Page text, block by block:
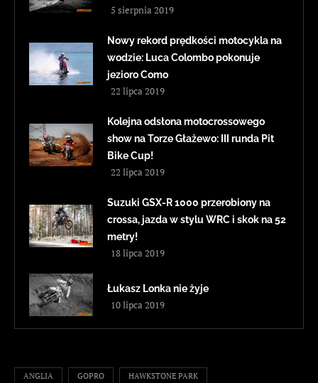
5 sierpnia 2019
Nowy rekord prędkości motocykla na
wodzie: Luca Colombo pokonuje
jezioro Como
22 lipca 2019
Kolejna odsłona motocrossowego
show na Torze Głażewo: III runda Pit
Bike Cup!
22 lipca 2019
Suzuki GSX-R 1000 przerobiony na
crossa, jazda w stylu WRC i skok na 52
metry!
18 lipca 2019
Łukasz Lonka nie żyje
10 lipca 2019
ANGLIA GOPRO HAWKSTONE PARK